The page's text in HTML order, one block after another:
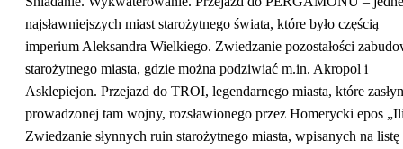
najsławniejszych miast starożytnego świata, które było częścią
imperium Aleksandra Wielkiego. Zwiedzanie pozostałości
starożytnego miasta, gdzie można podziwiać m.in. Akropol i
Asklepiejon. Przejazd do TROI, legendarnego miasta, które
prowadzonej tam wojny, rozsławionego przez Homerycki epos
Zwiedzanie słynnych ruin starożytnego miasta, wpisanych na listę